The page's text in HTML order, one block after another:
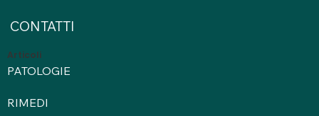
CONTATTI
Articoli
PATOLOGIE
RIMEDI